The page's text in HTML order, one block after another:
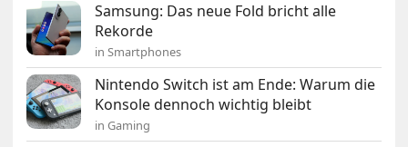
Samsung: Das neue Fold bricht alle
Rekorde
in Smartphones
Nintendo Switch ist am Ende: Warum die
Konsole dennoch wichtig bleibt
in Gaming